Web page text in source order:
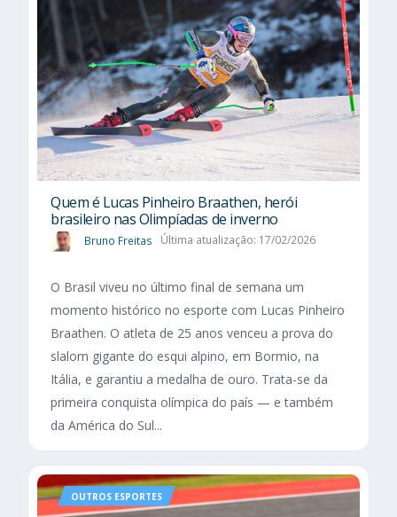
Quem é Lucas Pinheiro Braathen, herói
brasileiro nas Olimpíadas de inverno
Bruno Freitas Última atualização: 17/02/2026
O Brasil viveu no último final de semana um
momento histórico no esporte com Lucas Pinheiro
Braathen. O atleta de 25 anos venceu a prova do
slalom gigante do esqui alpino, em Bormio, na
Itália, e garantiu a medalha de ouro. Trata-se da
primeira conquista olímpica do país — e também
da América do Sul...
OUTROS ESPORTES